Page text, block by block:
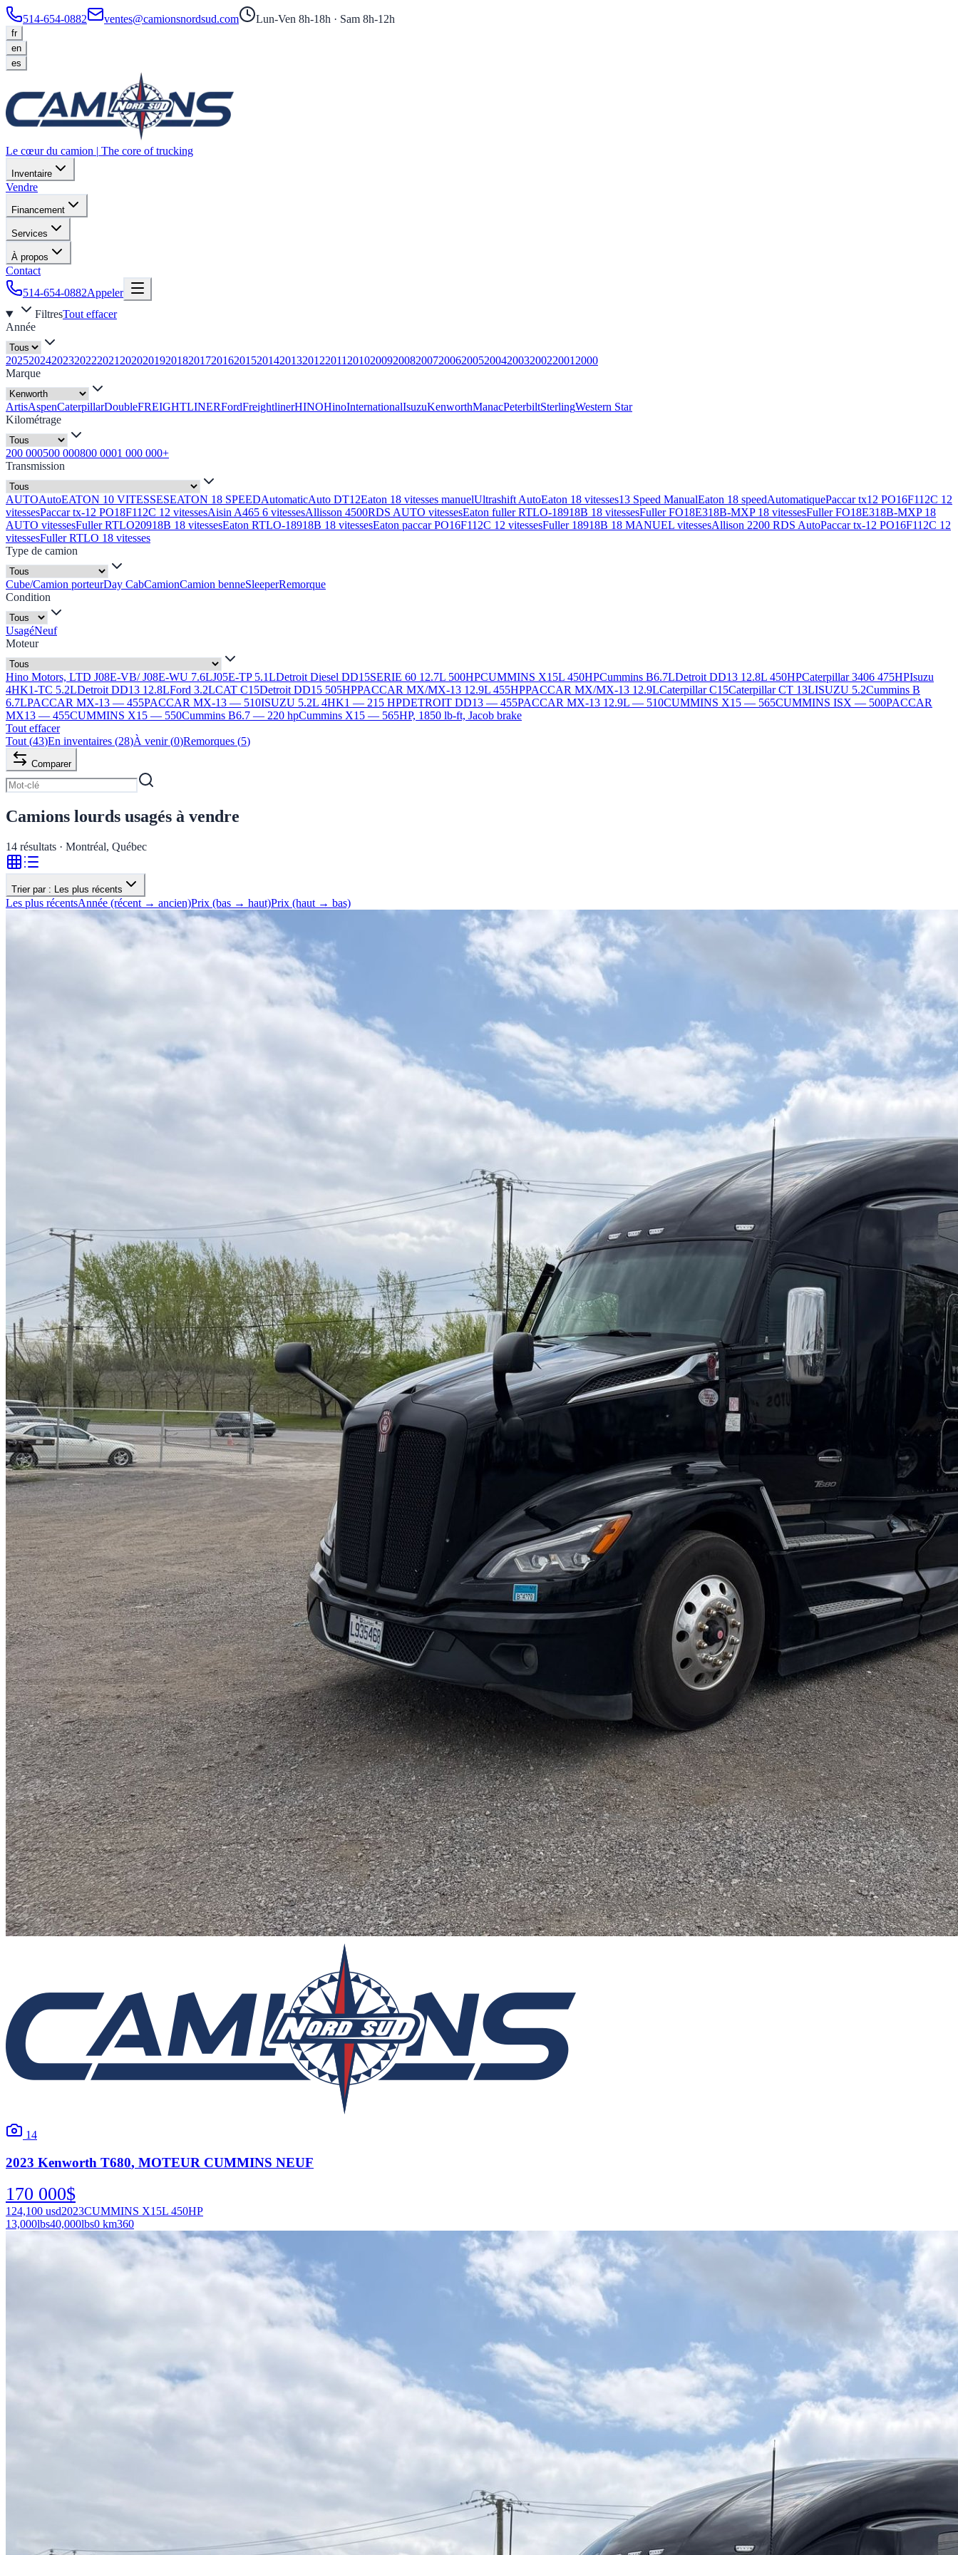
514-654-0882 ventes@camionsnordsud.com Lun-Ven 8h-18h · Sam 8h-12h
fr
en
es
Le cœur du camion | The core of trucking
Inventaire
Vendre
Financement
Services
À propos
Contact
514-654-0882Appeler
FiltresTout effacer
Année
20252024202320222021 2020201920182017201620152014201320122011 2010200920082007200620052004200320022001 2000
Marque
ArtisAspenCaterpillarDoubleFREIGHTLINERFordFreightlinerHINOHinoInternationalIsuzuKenworthManacPeterbiltSterlingWestern Star
Kilométrage
200 000500 000800 0001 000 000+
Transmission
AUTOAutoEATON 10 VITESSESEATON 18 SPEEDAutomaticAuto DT12Eaton 18 vitesses manuelUltrashift AutoEaton 18 vitesses13 Speed ManualEaton 18 speedAutomatiquePaccar tx12 PO16F112C 12
vitessesPaccar tx-12 PO18F112C 12 vitessesAisin A465 6 vitessesAllisson 4500RDS AUTO vitessesEaton fuller RTLO-18918B 18 vitessesFuller FO18E318B-MXP 18 vitessesFuller FO18E318B-MXP 18
AUTO vitessesFuller RTLO20918B 18 vitessesEaton RTLO-18918B 18 vitessesEaton paccar PO16F112C 12 vitessesFuller 18918B 18 MANUEL vitessesAllison 2200 RDS AutoPaccar tx-12 PO16F112C 12
vitessesFuller RTLO 18 vitesses
Type de camion
Cube/Camion porteurDay CabCamionCamion benneSleeperRemorque
Condition
UsagéNeuf
Moteur
Hino Motors, LTD J08E-VB/ J08E-WU 7.6LJ05E-TP 5.1LDetroit Diesel DD15SERIE 60 12.7L 500HPCUMMINS X15L 450HPCummins B6.7LDetroit DD13 12.8L 450HPCaterpillar 3406 475HPIsuzu
4HK1-TC 5.2LDetroit DD13 12.8LFord 3.2LCAT C15Detroit DD15 505HPPACCAR MX/MX-13 12.9L 455HPPACCAR MX/MX-13 12.9LCaterpillar C15Caterpillar CT 13LISUZU 5.2Cummins B
6.7LPACCAR MX-13 — 455PACCAR MX-13 — 510ISUZU 5.2L 4HK1 — 215 HPDETROIT DD13 — 455PACCAR MX-13 12.9L — 510CUMMINS X15 — 565CUMMINS ISX — 500PACCAR
MX13 — 455CUMMINS X15 — 550Cummins B6.7 — 220 hpCummins X15 — 565HP, 1850 lb-ft, Jacob brake
Tout effacer
Tout (43)En inventaires (28)À venir (0)Remorques (5)
Comparer
Camions lourds usagés à vendre
14 résultats · Montréal, Québec
Trier par : Les plus récents
Les plus récentsAnnée (récent → ancien)Prix (bas → haut)Prix (haut → bas)
14
2023 Kenworth T680, MOTEUR CUMMINS NEUF
170 000$
124,100 usd2023CUMMINS X15L 450HP
13,000lbs40,000lbs0 km360